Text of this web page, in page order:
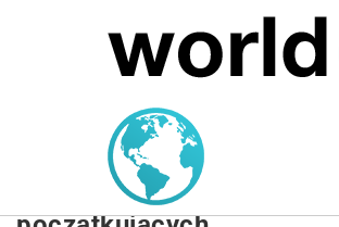
MARIUSZ ŁAMAGA 06.10.2025
Przepis na chleb na
zakwasie: Kompletny
poradnik dla